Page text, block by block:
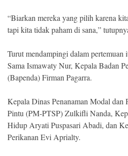
“Biarkan mereka yang pilih karena
tapi kita tidak paham di sana,”
Turut mendampingi dalam
Sama Ismawaty Nur, Kepala Badan
(Bapenda) Firman Pagarra.
Kepala Dinas Penanaman Modal dan
Pintu (PM-PTSP) Zulkifli Nanda,
Hidup Aryati Puspasari Abadi, dan
Perikanan Evi Aprialty.